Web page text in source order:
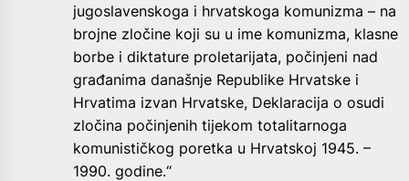
jugoslavenskoga i hrvatskoga komunizma – na
brojne zločine koji su u ime komunizma, klasne
borbe i diktature proletarijata, počinjeni nad
građanima današnje Republike Hrvatske i
Hrvatima izvan Hrvatske, Deklaracija o osudi
zločina počinjenih tijekom totalitarnoga
komunističkog poretka u Hrvatskoj 1945. –
1990. godine.“